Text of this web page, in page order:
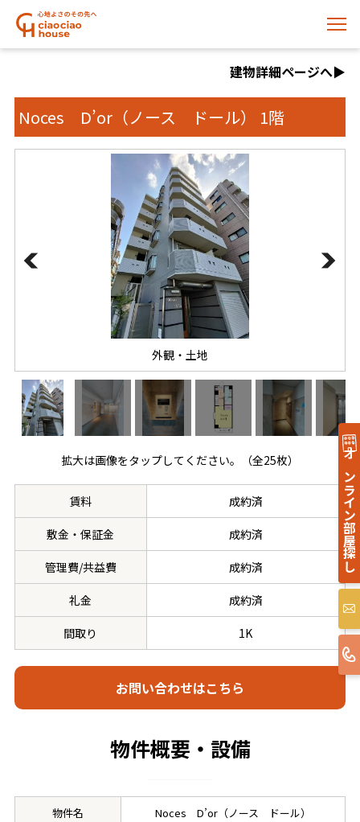
建物詳細ページへ▶️
Noces D’or（ノース ドール） 1階
外観・土地
拡大は画像をタップしてください。（全25枚）
賃料 成約済
敷金・保証金 成約済
管理費/共益費 成約済
礼金 成約済
間取り 1K
お問い合わせはこちら
物件概要・設備
物件名 Noces D’or（ノース ドール）
オンライン部屋探し